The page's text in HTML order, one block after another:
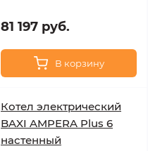
81 197 руб.
В корзину
Котел электрический
BAXI AMPERA Plus 6
настенный